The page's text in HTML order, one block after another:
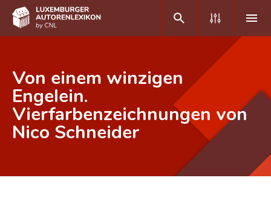
DE FR
Home
Autor(inn)en A-Z
Von einem winzigen
Engelein.
Vierfarbenzeichnungen von
Nico Schneider